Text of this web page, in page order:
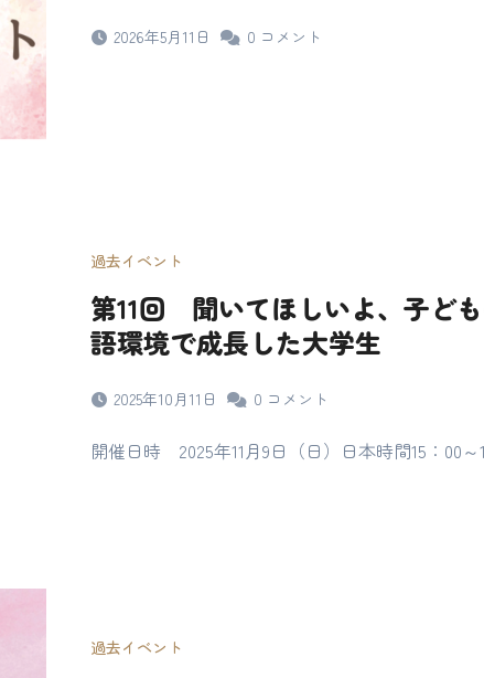
2026年5月11日 0 コメント
過去イベント
第11回 聞いてほしいよ、子ど
語環境で成長した大学生
2025年10月11日 0 コメント
開催日時 2025年11月9日（日）日本時間15：00
過去イベント